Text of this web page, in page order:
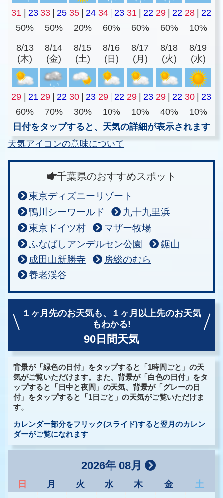
31 | 23 33 | 25 35 | 24 34 | 23 31 | 22 29 | 22 28 | 22
50%
50% 20% 60% 60% 60% 10%
8/13
(木)
8/14
(金)
8/15
(土)
8/16
(日)
8/17
(月)
8/18
(火)
8/19
(水)
29 | 21 29 | 22 30 | 23 29 | 22 29 | 23 29 | 22 30 | 23
60%
70% 30% 10% 10% 40%
10%
日付をタップすると、天気の詳細が表示されます
天気アイコンの意味について
千葉県のおすすめスポット
東京ディズニーリゾート
鴨川シーワールド
九十九里浜
東京ドイツ村
マザー牧場
ふなばしアンデルセン公園
鋸山
成田山新勝寺
房総のむら
養老渓谷
１ヶ月先のお天気も、
１ヶ月以上先のお天気
もわかる!
90日間天気
背景が「緑色の日付」をタップすると「1時間ごと」の天
気がご覧いただけます。また、背景が「白色の日付」をタ
ップすると「日中と夜間」の天気、背景が「グレーの日
付」をタップすると「1日ごと」の天気がご覧いただけま
す。
カレンダー部分をフリック(スライド)すると翌月のカレン
ダーがご覧になれます
2026年 08月
日 月 火 水 木 金
土